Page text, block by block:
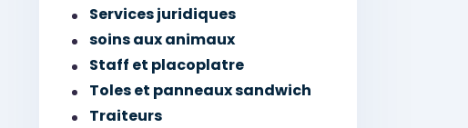
Services juridiques
soins aux animaux
Staff et placoplatre
Toles et panneaux sandwich
Traiteurs